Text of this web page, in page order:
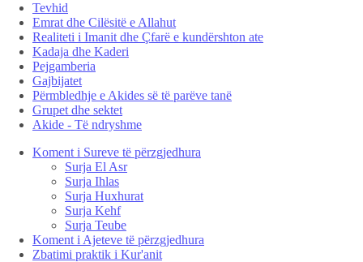
Tevhid
Emrat dhe Cilësitë e Allahut
Realiteti i Imanit dhe Çfarë e kundërshton ate
Kadaja dhe Kaderi
Pejgamberia
Gajbijatet
Përmbledhje e Akides së të parëve tanë
Grupet dhe sektet
Akide - Të ndryshme
Koment i Sureve të përzgjedhura
Surja El Asr
Surja Ihlas
Surja Huxhurat
Surja Kehf
Surja Teube
Koment i Ajeteve të përzgjedhura
Zbatimi praktik i Kur'anit